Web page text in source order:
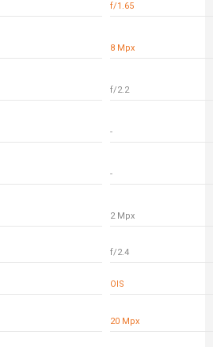
f/1.65
8 Mpx
f/2.2
-
-
2 Mpx
f/2.4
OIS
20 Mpx